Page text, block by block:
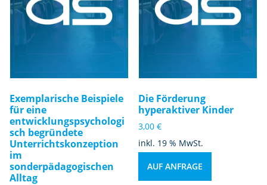
Exemplarische Beispiele
für eine
entwicklungspsychologi
sch begründete
Unterrichtskonzeption
im
sonderpädagogischen
Alltag
Die Förderung
hyperaktiver Kinder
3,00€
inkl. 19 % MwSt.
AUF ANFRAGE